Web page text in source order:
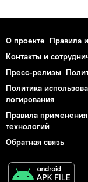
О проекте Правила
Контакты и
Пресс-релизы
Политика
логирования
Правила
технологий
Обратная связь